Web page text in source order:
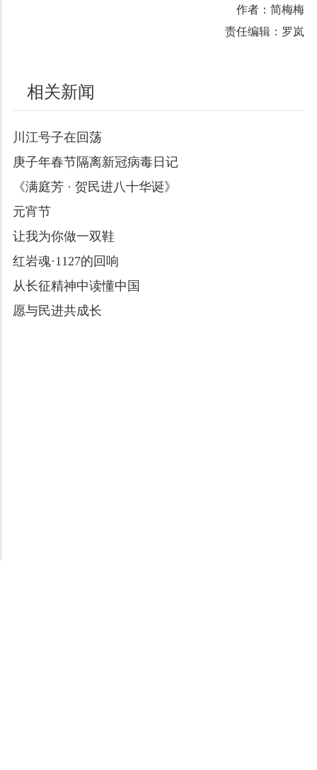
作者：简梅梅
责任编辑：罗岚
相关新闻
川江号子在回荡
庚子年春节隔离新冠病毒日记
《满庭芳 · 贺民进八十华诞》
元宵节
让我为你做一双鞋
红岩魂·1127的回响
从长征精神中读懂中国
愿与民进共成长